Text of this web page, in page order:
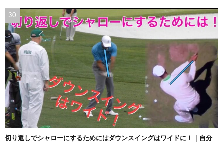
切り返しでシャローにするためにはダウンスイングはワイドに！｜自分